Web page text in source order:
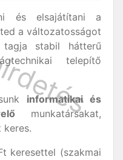
és elsajátítani a
a változatosságot
stabil hátterű
telepítő
informatikai és
munkatársakat,
keres.
keresettel (szakmai